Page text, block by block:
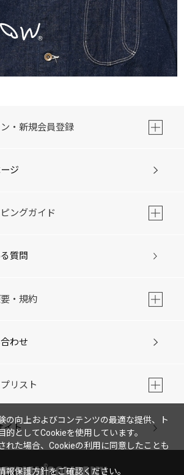
・新規会員登録
ジ
ングガイド
質問
・規約
わせ
リスト
イト
の向上およびコンテンツの最適な提供、ト
的としてCookieを使用しています。
れた場合、Cookieの利用に同意したことも
報保護方針をご確認ください。